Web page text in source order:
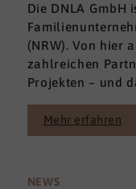
Die DNLA GmbH
(NRW). Von hier
zahlreichen
Projekten – und
Mehr erfahren
NEWS